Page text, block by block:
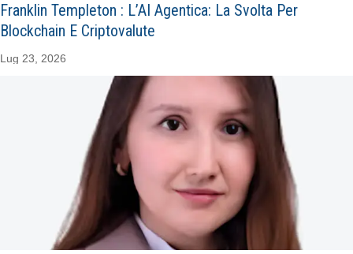
Franklin Templeton : L’AI Agentica: La Svolta Per
Blockchain E Criptovalute
Lug 23, 2026